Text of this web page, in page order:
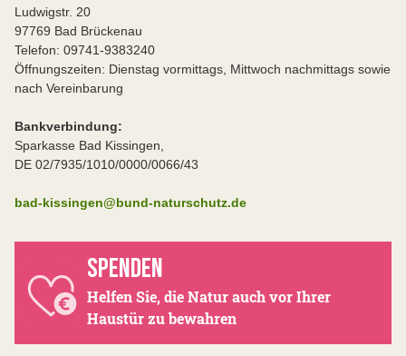
Ludwigstr. 20
97769 Bad Brückenau
Telefon: 09741-9383240
Öffnungszeiten: Dienstag vormittags, Mittwoch nachmittags sowie
nach Vereinbarung
Bankverbindung:
Sparkasse Bad Kissingen,
DE 02/7935/1010/0000/0066/43
bad-kissingen@bund-naturschutz.de
SPENDEN
Helfen Sie, die Natur auch vor Ihrer
Haustür zu bewahren